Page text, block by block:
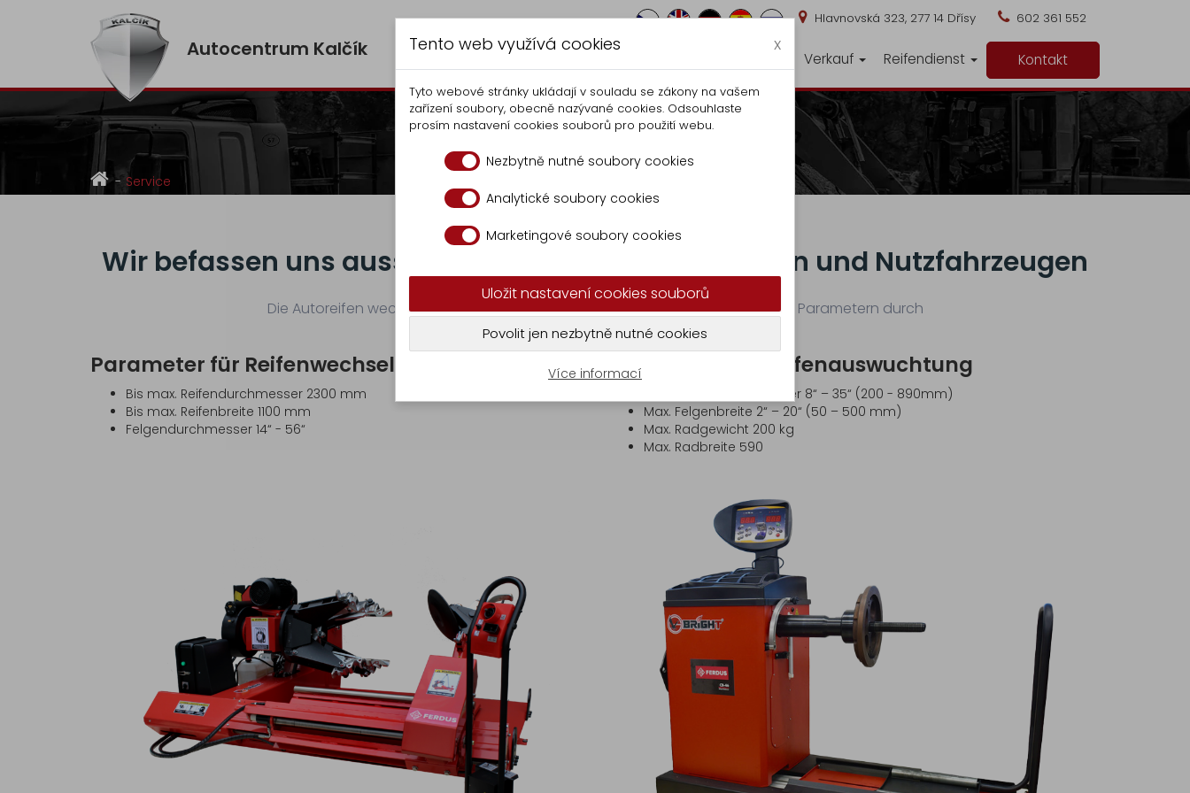
Autocentrum Kalčík
Hlavnovská 323, 277 14 Dřísy 602 361 552
Verkauf Reifendienst Kontakt
Service
Service
Wir befassen uns ausschließlich mit Lastfahrzeugen und Nutzfahrzeugen
Die Autoreifen wechseln wir und Auswuchtung führen wir nur nachfolgenden Parametern durch
Parameter für Reifenwechsel
Bis max. Reifendurchmesser 2300 mm
Bis max. Reifenbreite 1100 mm
Felgendurchmesser 14“ - 56“
Parameter für Reifenauswuchtung
Max. Felgendurchmesser 8“ – 35“ (200 - 890mm)
Max. Felgenbreite 2“ – 20“ (50 – 500 mm)
Max. Radgewicht 200 kg
Max. Radbreite 590
Tento web využívá cookies x
Tyto webové stránky ukládají v souladu se zákony na vašem
zařízení soubory, obecně nazývané cookies. Odsouhlaste
prosím nastavení cookies souborů pro použití webu.
Nezbytně nutné soubory cookies
Analytické soubory cookies
Marketingové soubory cookies
Uložit nastavení cookies souborů
Povolit jen nezbytně nutné cookies
Více informací